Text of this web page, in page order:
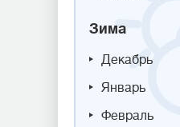
Зима
Декабрь
Январь
Февраль